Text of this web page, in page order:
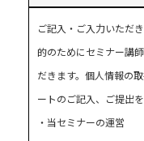
ご記入・ご入力いただ
的のためにセミナー講
だきます。個人情報の
ートのご記入、ご提出を
・当セミナーの運営